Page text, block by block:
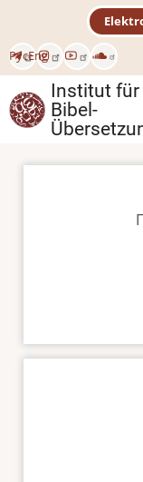
Inhalt
РусEng
Institut für
Bibel-